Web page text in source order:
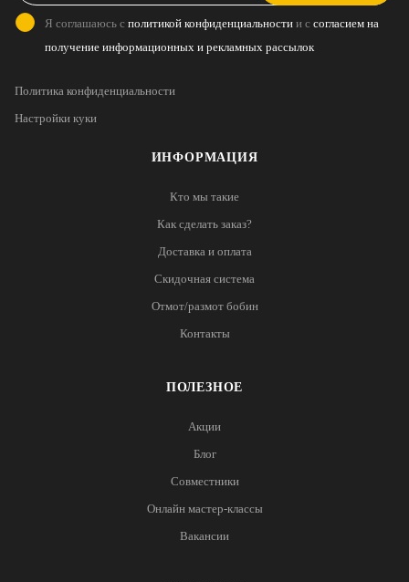
ИНФОРМАЦИЯ
Кто мы такие
Как сделать заказ?
Доставка и оплата
Скидочная система
Отмот/размот бобин
Контакты
ПОЛЕЗНОЕ
Акции
Блог
Совместники
Онлайн мастер-классы
Вакансии
Я соглашаюсь с политикой конфиденциальности и с согласием на
получение информационных и рекламных рассылок
Политика конфиденциальности
Настройки куки